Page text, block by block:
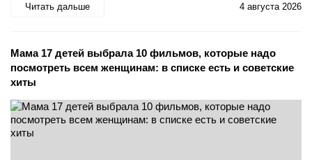
Читать дальше 4 августа 2026
Мама 17 детей выбрала 10 фильмов, которые надо
посмотреть всем женщинам: в списке есть и советские
хиты